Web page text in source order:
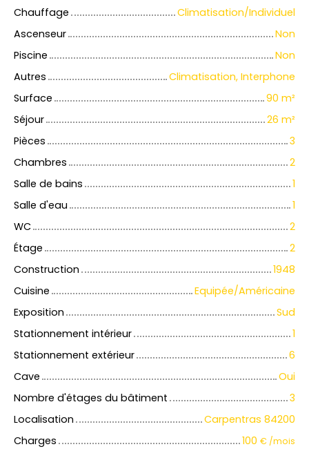
Chauffage
Climatisation/Individuel
Ascenseur
Non
Piscine
Non
Autres
Climatisation, Interphone
Surface
90 m²
Séjour
26 m²
Pièces
3
Chambres
2
Salle de bains
1
Salle d'eau
1
WC
2
Étage
2
Construction
1948
Cuisine
Equipée/Américaine
Exposition
Sud
Stationnement intérieur
1
Stationnement extérieur
6
Cave
Oui
Nombre d'étages du bâtiment
3
Localisation
Carpentras 84200
Charges
100 € /mois